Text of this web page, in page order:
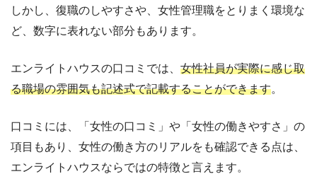
しかし、復職のしやすさや、女性管理職をとりまく環境な
ど、数字に表れない部分もあります。
エンライトハウスの口コミでは、 女性社員が実際に感じ取
る職場の雰囲気も記述式で記載することができます。
口コミには、「女性の口コミ」や「女性の働きやすさ」の
項目もあり、女性の働き方のリアルをも確認できる点は、
エンライトハウスならではの特徴と言えます。